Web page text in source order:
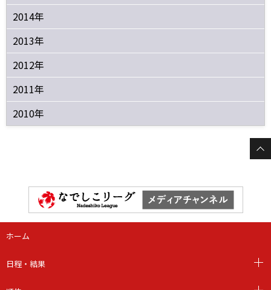
2014年
2013年
2012年
2011年
2010年
ホーム
日程・結果